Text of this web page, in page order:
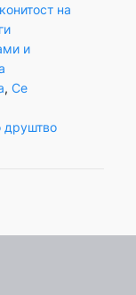
на
и
, Се
друштво